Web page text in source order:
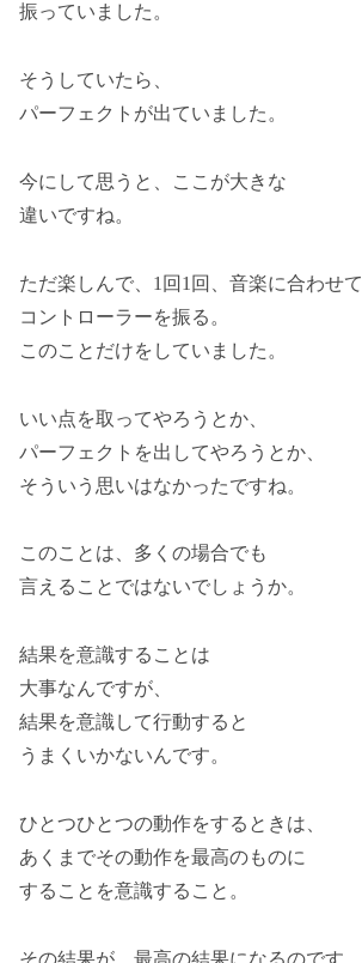
振っていました。
そうしていたら、
パーフェクトが出ていました。
今にして思うと、ここが大きな
違いですね。
ただ楽しんで、1回1回、音楽に合わせて
コントローラーを振る。
このことだけをしていました。
いい点を取ってやろうとか、
パーフェクトを出してやろうとか、
そういう思いはなかったですね。
このことは、多くの場合でも
言えることではないでしょうか。
結果を意識することは
大事なんですが、
結果を意識して行動すると
うまくいかないんです。
ひとつひとつの動作をするときは、
あくまでその動作を最高のものに
することを意識すること。
その結果が、最高の結果になるのです。